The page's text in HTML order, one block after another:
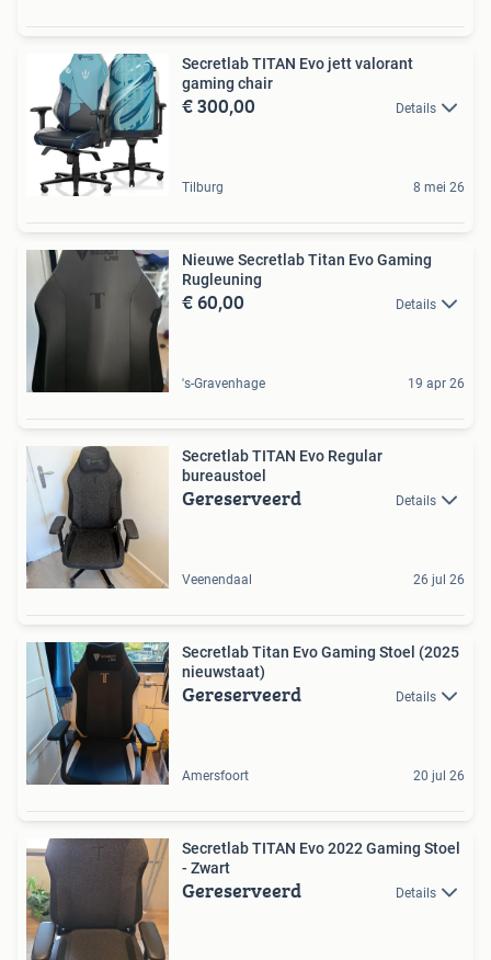
Secretlab TITAN Evo jett valorant
gaming chair
€ 300,00 Details
Tilburg 8 mei 26
Nieuwe Secretlab Titan Evo Gaming
Rugleuning
€ 60,00 Details
's-Gravenhage 19 apr 26
Secretlab TITAN Evo Regular
bureaustoel
Gereserveerd Details
Veenendaal 26 jul 26
Secretlab Titan Evo Gaming Stoel (2025
nieuwstaat)
Gereserveerd Details
Amersfoort 20 jul 26
Secretlab TITAN Evo 2022 Gaming Stoel
- Zwart
Gereserveerd Details